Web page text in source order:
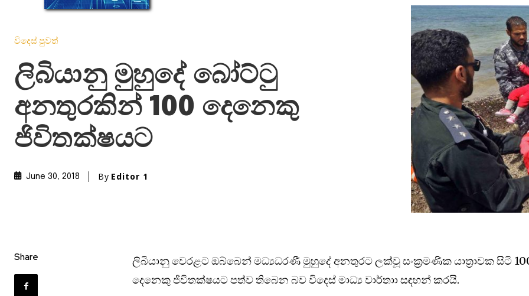
විදෙස් පුවත්
ලිබියානු මුහුදේ බෝට්ටු
අනතුරකින් 100 ද‌ෙන‌ෙකු
ජිවිතක්ෂයට
June 30, 2018 By Editor 1
Share
ලිබියානු වෙරළට ඔබ්බෙන් මධ්‍යධරණී මුහුදේ අනතුරට ලක්වූ සංක්‍රමණික යාත්‍රාවක සිටි
ද‌ෙන‌ෙකු ජිවිතක්ෂයට පත්ව තිබ‌ෙන බව විද‌ෙස් මාධ්‍ය වාර්තාා සඳහන් කරයි.